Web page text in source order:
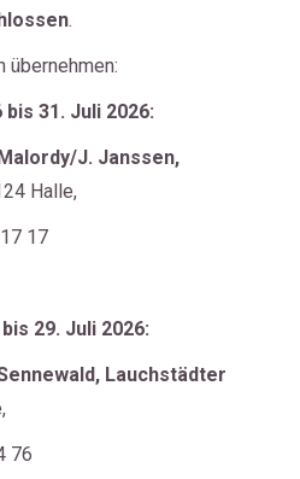
.
übernehmen:
31. Juli 2026:
J. Janssen,
Halle,
17
29. Juli 2026:
Lauchstädter
76